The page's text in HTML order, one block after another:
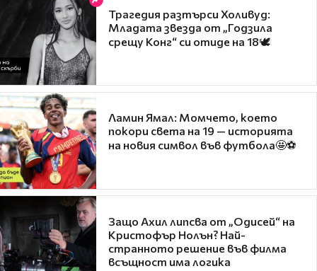
Трагедия разтърси Холивуд:
Младата звезда от „Годзила
срещу Конг“ си отиде на 18🕊️
Ламин Ямал: Момчето, което
покори света на 19 — историята
на новия символ във футбола🤩⚽
Защо Ахил липсва от „Одисей“ на
Кристофър Нолън? Най-
странното решение във филма
всъщност има логика